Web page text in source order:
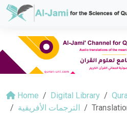
Home Digital Library
الترجمات الأفريقية